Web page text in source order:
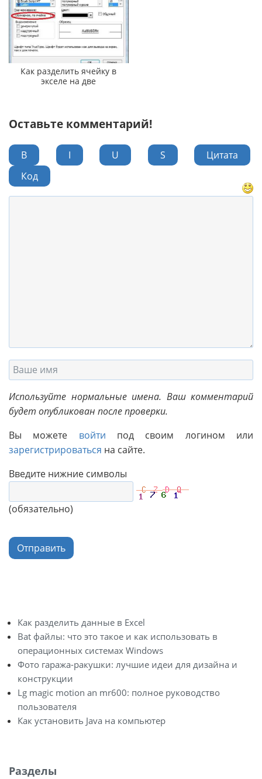
Как разделить ячейку в
экселе на две
Оставьте комментарий!
B I U S
Цитата
Код
Используйте нормальные имена. Ваш комментарий
будет опубликован после проверки.
Вы можете войти под своим логином или
зарегистрироваться на сайте.
Введите нижние символы
(обязательно)
Отправить
Как разделить данные в Excel
Bat файлы: что это такое и как использовать в
операционных системах Windows
Фото гаража-ракушки: лучшие идеи для дизайна и
конструкции
Lg magic motion an mr600: полное руководство
пользователя
Как установить Java на компьютер
Разделы